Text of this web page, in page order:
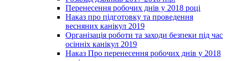
Перенесення робочих днів у 2018 році
Наказ про підготовку та проведення
весняних канікул 2019
Організація роботи та заходи безпеки під час
осінніх канікул 2019
Наказ Про перенесення робочих днів у 2018